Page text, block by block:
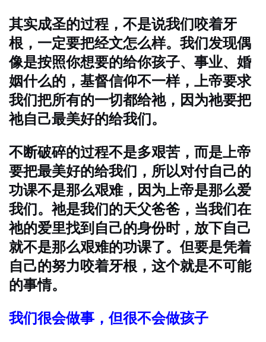
其实成圣的过程，不是说我们咬着牙
根，一定要把经文怎么样。我们发现偶
像是按照你想要的给你孩子、事业、婚
姻什么的，基督信仰不一样，上帝要求
我们把所有的一切都给祂，因为祂要把
祂自己最美好的给我们。
不断破碎的过程不是多艰苦，而是上帝
要把最美好的给我们，所以对付自己的
功课不是那么艰难，因为上帝是那么爱
我们。祂是我们的天父爸爸，当我们在
祂的爱里找到自己的身份时，放下自己
就不是那么艰难的功课了。但要是凭着
自己的努力咬着牙根，这个就是不可能
的事情。
我们很会做事，但很不会做孩子